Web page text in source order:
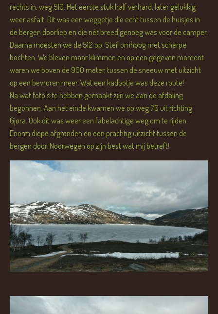
rechts in, weg 510. Het eerste stuk half verhard, later gelukkig
weer asfalt. Dit was een weggetje die echt tussen de huisjes in
de bergen doorliep en die nèt breed genoeg was voor de camper.
Daarna moesten we de 512 op. Steil omhoog met scherpe
bochten. We bleven maar klimmen en op een gegeven moment
waren we boven de 900 meter, tussen de sneeuw met uitzicht
op een bevroren meer. Wat een kadootje was deze route!
Na wat foto's te hebben gemaakt zijn we aan de afdaling
begonnen. Aan het einde kwamen we op weg 70 uit richting
Gjøra. Ook dit was weer een fabelachtige weg om te rijden.
Enorm diepe afgronden en een prachtig uitzicht tussen de
bergen door. Noorwegen op zijn best wat mij betreft!